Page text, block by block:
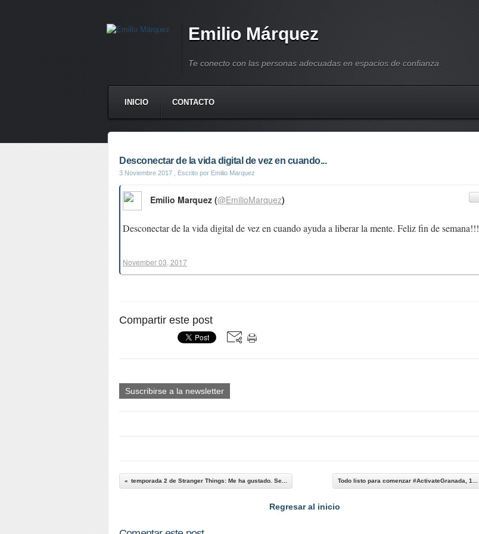
Emilio Márquez
Te conecto con las personas adecuadas en espacios de confianza
INICIO CONTACTO
Desconectar de la vida digital de vez en cuando...
3 Noviembre 2017 , Escrito por Emilio Marquez
Desconectar de la vida digital de vez en cuando ayuda a liberar la mente. Feliz fin de semana!!!
Emilio Marquez (@EmilioMarquez)
November 03, 2017
Compartir este post
Suscribirse a la newsletter
temporada 2 de Stranger Things: Me ha gustado. Se... Todo listo para comenzar #ActivateGranada, 1...
Regresar al inicio